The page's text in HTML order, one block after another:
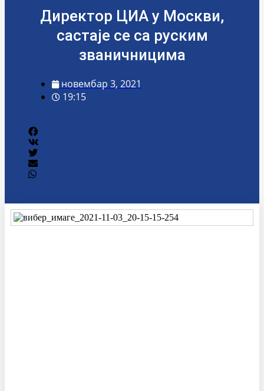
Директор ЦИА у Москви,
састаје се са руским
званичницима
новембар 3, 2021
19:15